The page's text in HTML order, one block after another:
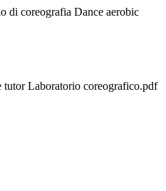
di coreografia Dance aerobic
Laboratorio coreografico.pdf